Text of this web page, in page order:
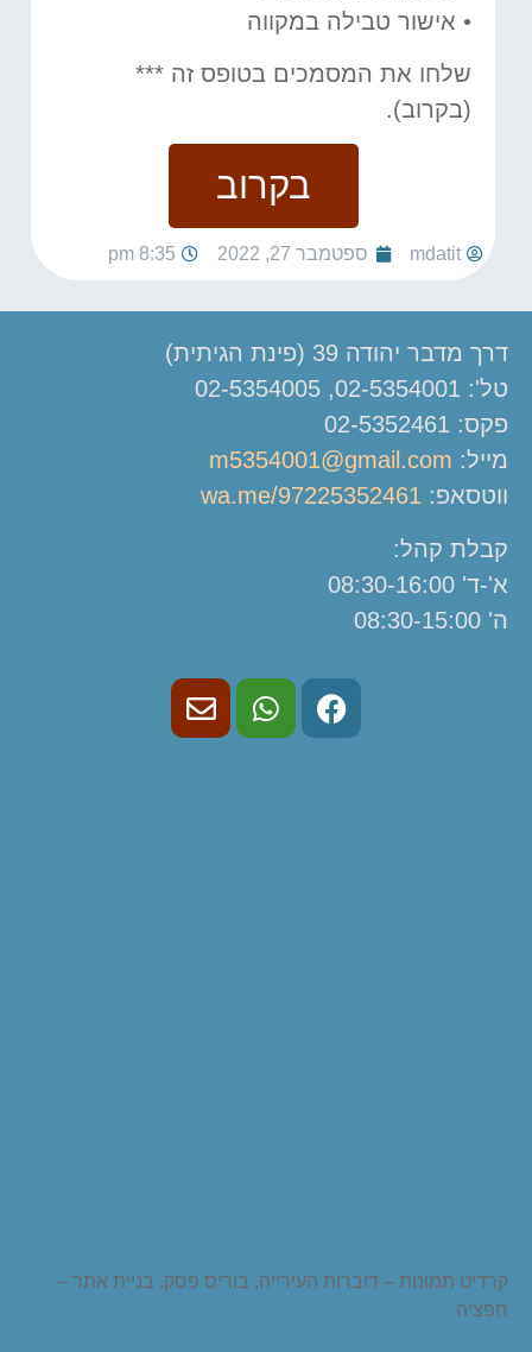
• אישור טבילה במקווה
שלחו את המסמכים בטופס זה ***
(בקרוב).
בקרוב
mdatit ספטמבר 27, 2022 8:35 pm
דרך מדבר יהודה 39 (פינת הגיתית)
טל': 02-5354001, 02-5354005
פקס: 02-5352461
מייל: m5354001@gmail.com
ווטסאפ: wa.me/97225352461
קבלת קהל:
א'-ד' 08:30-16:00
ה' 08:30-15:00
קרדיט תמונות – דוברות העירייה, בוריס פסק. בניית אתר –
חפציה